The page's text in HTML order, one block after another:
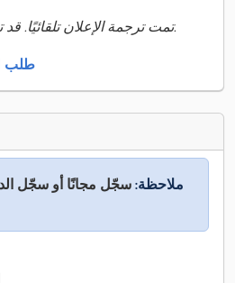
تمت ترجمة الإعلان تلقائيًا. قد تحدث أخطاء في الترجمة.
طلب
ملاحظة:سجّل مجانًا أو سجّل